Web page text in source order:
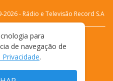
2026- Rádio e Televisão Record S.A
PRIVACIDADE
DE USO
para
de navegação de
.